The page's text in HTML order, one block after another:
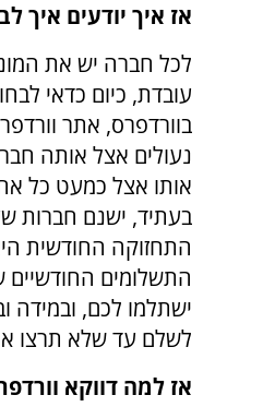
אז איך יודעים איך
לכל חברה יש את
עובדת, כיום כדאי
בוורדפרס, אתר
נעולים אצל אותה
אותו אצל כמעט כל
בעתיד, ישנם חברות
התחזוקה החודשית
התשלומים
ישתלמו לכם, ובמידה
לשלם עד שלא תרצו
אז למה דווקא